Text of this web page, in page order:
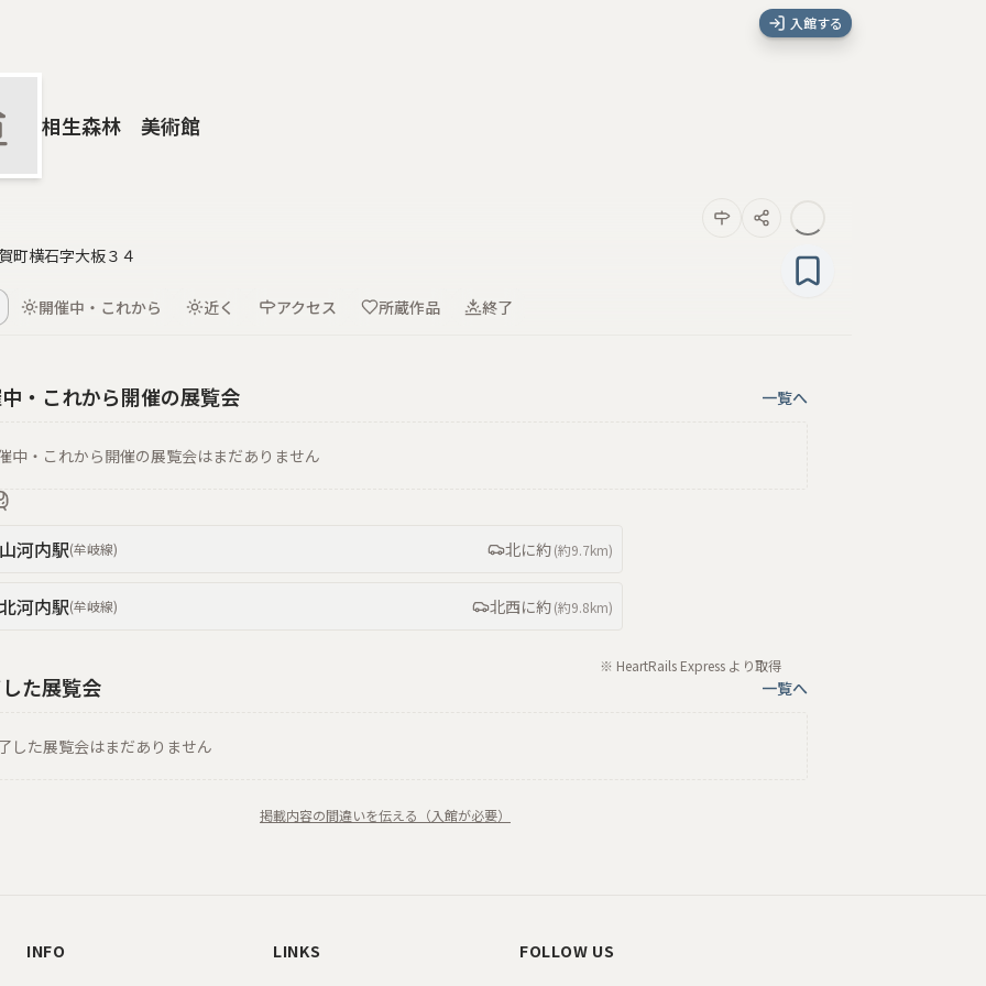
入館する
相生森林 美術館
町横石字大板３４
開催中・これから 近く アクセス 所蔵作品 終了
・これから開催の展覧会 一覧へ
中・これから開催の展覧会はまだありません
山河内駅(牟岐線) 北に約(約9.7km)
北河内駅(牟岐線) 北西に約(約9.8km)
※ HeartRails Express より取得
た展覧会 一覧へ
した展覧会はまだありません
掲載内容の間違いを伝える（入館が必要）
INFO LINKS FOLLOW US